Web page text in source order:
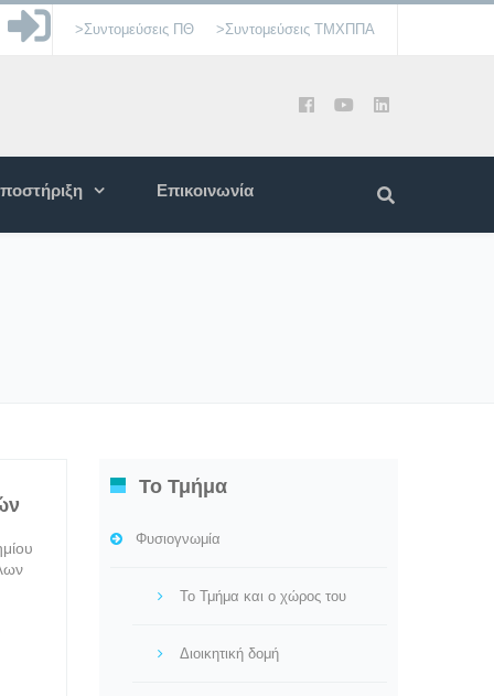
>Συντομεύσεις ΠΘ >Συντομεύσεις ΤΜΧΠΠΑ
Επικοινωνία
Το Τμήμα
Φυσιογνωμία
Το Τμήμα και ο χώρος του
Διοικητική δομή